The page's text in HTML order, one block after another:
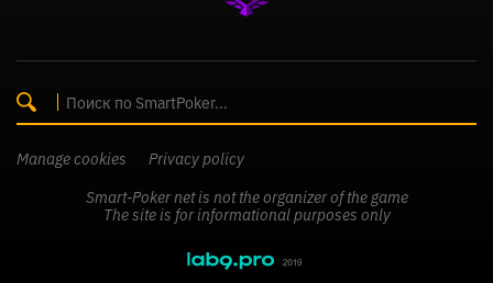
Manage cookies
Privacy policy
Smart-Poker net is not the organizer of the game
The site is for informational purposes only